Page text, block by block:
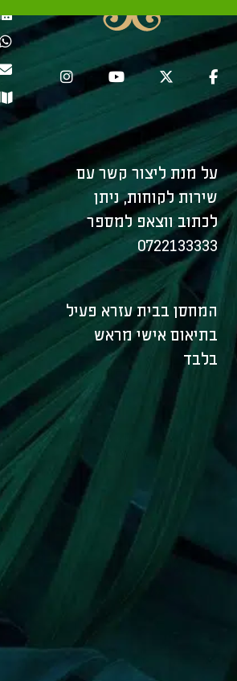
על מנת ליצור קשר עם
שירות לקוחות, ניתן
לכתוב ווצאפ למספר
0722133333
המחסן בבית עזרא פעיל
בתיאום אישי מראש
בלבד